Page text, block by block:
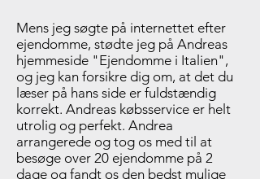
Mens jeg søgte på internettet efter
ejendomme, stødte jeg på Andreas
hjemmeside "Ejendomme i Italien",
og jeg kan forsikre dig om, at det du
læser på hans side er fuldstændig
korrekt. Andreas købsservice er helt
utrolig og perfekt. Andrea
arrangerede og tog os med til at
besøge over 20 ejendomme på 2
dage og fandt os den bedst mulige